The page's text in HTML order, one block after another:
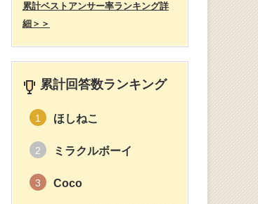
累計ベストアンサー率ランキング詳
細＞＞
累計回答数ランキング
1 ほしねこ
2 ミラクルボーイ
3 Coco